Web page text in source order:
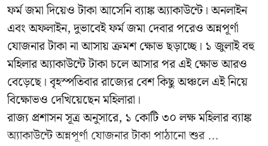
ফর্ম জমা দিয়েও টাকা আসেনি ব্যাঙ্ক অ্যাকাউন্টে। অনলাইন
এবং অফলাইন, দুভাবেই ফর্ম জমা দেবার পরেও অন্নপূর্ণা
যোজনার টাকা না আসায় ক্রমশ ক্ষোভ ছড়াচ্ছে। ১ জুলাই বহু
মহিলার অ্যাকাউন্টে টাকা চলে আসার পর এই ক্ষোভ আরও
বেড়েছে। বৃহস্পতিবার রাজ্যের বেশ কিছু অঞ্চলে এই নিয়ে
বিক্ষোভও দেখিয়েছেন মহিলারা।
রাজ্য প্রশাসন সূত্র অনুসারে, ১ কোটি ৩০ লক্ষ মহিলার ব্যাঙ্ক
অ্যাকাউন্টে অন্নপূর্ণা যোজনার টাকা পাঠানো শুর ...